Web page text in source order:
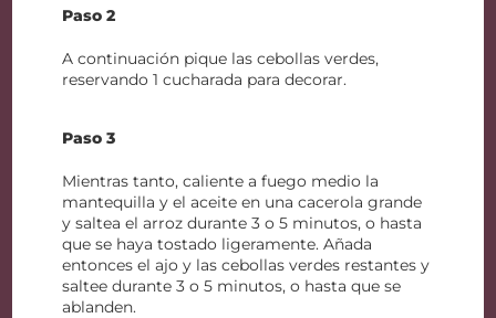
Paso 2
A continuación pique las cebollas verdes,
reservando 1 cucharada para decorar.
Paso 3
Mientras tanto, caliente a fuego medio la
mantequilla y el aceite en una cacerola grande
y saltea el arroz durante 3 o 5 minutos, o hasta
que se haya tostado ligeramente. Añada
entonces el ajo y las cebollas verdes restantes y
saltee durante 3 o 5 minutos, o hasta que se
ablanden.